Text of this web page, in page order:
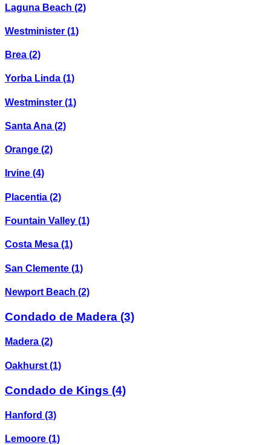
Laguna Beach (2)
Westminister (1)
Brea (2)
Yorba Linda (1)
Westminster (1)
Santa Ana (2)
Orange (2)
Irvine (4)
Placentia (2)
Fountain Valley (1)
Costa Mesa (1)
San Clemente (1)
Newport Beach (2)
Condado de Madera (3)
Madera (2)
Oakhurst (1)
Condado de Kings (4)
Hanford (3)
Lemoore (1)